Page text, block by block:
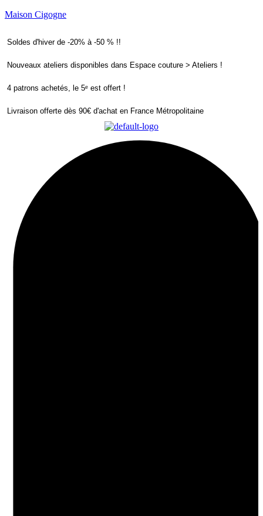
Maison Cigogne
Soldes d'hiver de -20% à -50 % !!
Nouveaux ateliers disponibles dans Espace couture > Ateliers !
4 patrons achetés, le 5ᵉ est offert !
Livraison offerte dès 90€ d'achat en France Métropolitaine